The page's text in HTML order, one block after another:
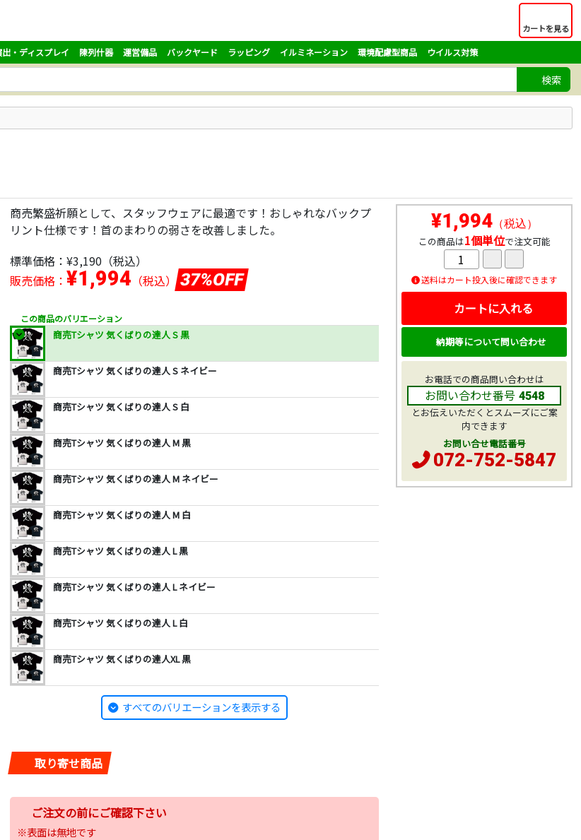
カートを見る
出・ディスプレイ 陳列什器 運営備品 バックヤード ラッピング イルミネーション 環境配慮型商品 ウイルス対策
検索
商売繁盛祈願として、スタッフウェアに最適です！おしゃれなバックプ
リント仕様です！首のまわりの弱さを改善しました。
標準価格： ¥3,190 （税込）
販売価格： ¥1,994 （税込） 37%OFF
この商品のバリエーション
商売Tシャツ 気くばりの達人 S 黒
商売Tシャツ 気くばりの達人 S ネイビー
商売Tシャツ 気くばりの達人 S 白
商売Tシャツ 気くばりの達人 M 黒
商売Tシャツ 気くばりの達人 M ネイビー
商売Tシャツ 気くばりの達人 M 白
商売Tシャツ 気くばりの達人 L 黒
商売Tシャツ 気くばりの達人 L ネイビー
商売Tシャツ 気くばりの達人 L 白
商売Tシャツ 気くばりの達人XL 黒
すべてのバリエーションを表示する
取り寄せ商品
ご注文の前にご確認下さい
※表面は無地です
¥1,994（税込）
この商品は1個単位で注文可能
送料はカート投入後に確認できます
カートに入れる
納期等について問い合わせ
お電話での商品問い合わせは
お問い合わせ番号 4548
とお伝えいただくとスムーズにご案
内できます
お問い合せ電話番号
072-752-5847